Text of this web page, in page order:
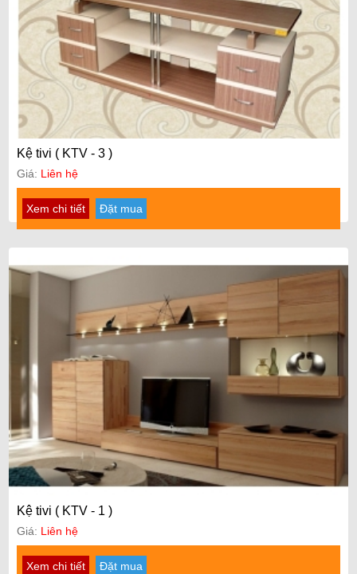
Kệ tivi ( KTV - 3 )
Giá: Liên hệ
Xem chi tiết Đặt mua
Kệ tivi ( KTV - 1 )
Giá: Liên hệ
Xem chi tiết Đặt mua